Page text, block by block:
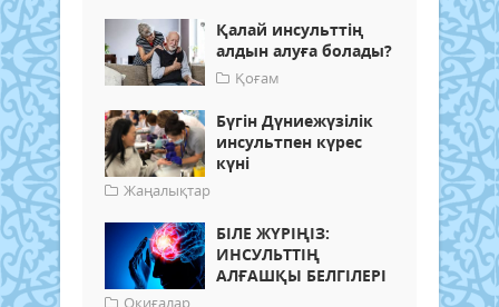
Қалай инсульттің
алдын алуға болады?
Қоғам
Бүгін Дүниежүзілік
инсультпен күрес
күні
Жаңалықтар
БІЛЕ ЖҮРІҢІЗ:
ИНСУЛЬТТІҢ
АЛҒАШҚЫ БЕЛГІЛЕРІ
Оқиғалар